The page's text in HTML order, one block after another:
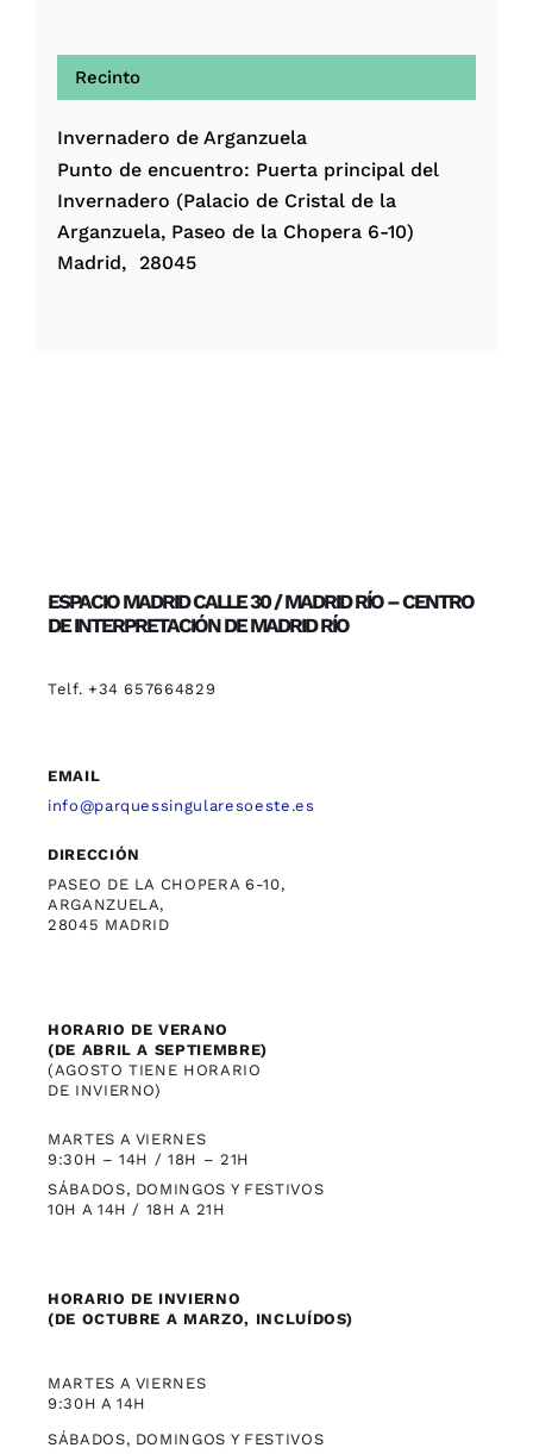
Recinto
Invernadero de Arganzuela
Punto de encuentro: Puerta principal del
Invernadero (Palacio de Cristal de la
Arganzuela, Paseo de la Chopera 6-10)
Madrid, 28045
ESPACIO MADRID CALLE 30 / MADRID RÍO – CENTRO
DE INTERPRETACIÓN DE MADRID RÍO
Telf. +34 657664829
EMAIL
info@parquessingularesoeste.es
DIRECCIÓN
PASEO DE LA CHOPERA 6-10,
ARGANZUELA,
28045 MADRID
HORARIO DE VERANO
(DE ABRIL A SEPTIEMBRE)
(AGOSTO TIENE HORARIO
DE INVIERNO)
MARTES A VIERNES
9:30H – 14H / 18H – 21H
SÁBADOS, DOMINGOS Y FESTIVOS
10H A 14H / 18H A 21H
HORARIO DE INVIERNO
(DE OCTUBRE A MARZO, INCLUÍDOS)
MARTES A VIERNES
9:30H A 14H
SÁBADOS, DOMINGOS Y FESTIVOS